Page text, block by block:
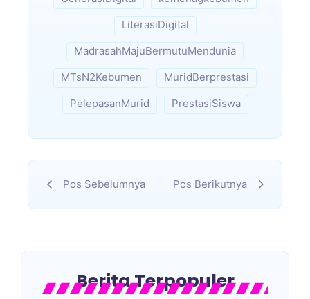
LiterasiDigital
MadrasahMajuBermutuMendunia
MTsN2Kebumen
MuridBerprestasi
PelepasanMurid
PrestasiSiswa
Pos Sebelumnya Pos Berikutnya
Berita Terpopuler